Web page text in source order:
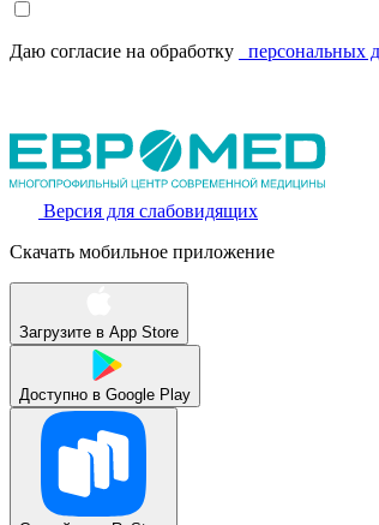
Даю согласие на обработку
Версия для слабовидящих
Скачать мобильное приложение
Загрузите в App Store
Доступно в Google Play